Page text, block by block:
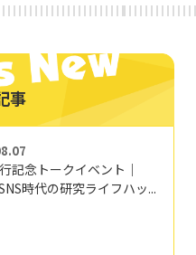
事
記念トークイベント｜
時代の研究ライフハッ...